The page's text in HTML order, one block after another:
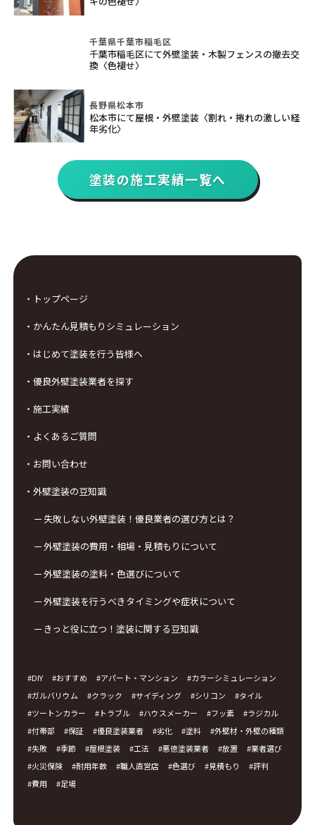
千葉県千葉市稲毛区
千葉市稲毛区にて外壁塗装・木製フェンスの撤去交
換〈色褪せ〉
長野県松本市
松本市にて屋根・外壁塗装〈割れ・捲れの激しい経
年劣化〉
塗装の施工実績一覧へ
・トップページ
・かんたん見積もりシミュレーション
・はじめて塗装を行う皆様へ
・優良外壁塗装業者を探す
・施工実績
・よくあるご質問
・お問い合わせ
・外壁塗装の豆知識
失敗しない外壁塗装！優良業者の選び方とは？
外壁塗装の費用・相場・見積もりについて
外壁塗装の塗料・色選びについて
外壁塗装を行うべきタイミングや症状について
きっと役に立つ！塗装に関する豆知識
DIY おすすめ アパート・マンション
カラーシミュレーション
ガルバリウム
クラック サイディング シリコン
タイル
ツートンカラー
トラブル ハウスメーカー フッ素
ラジカル
付帯部
保証 優良塗装業者 劣化 塗料
外壁材・外壁の種類
失敗
季節 屋根塗装 工法 悪徳塗装業者 放置
業者選び
火災保険
耐用年数 職人直営店 色選び 見積もり
評判
費用
足場